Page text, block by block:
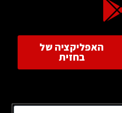
האפליקציה של
בחזית